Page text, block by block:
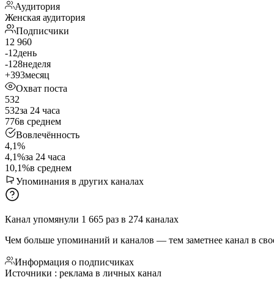
Аудитория
Женская аудитория
Подписчики
12 960
-12день
-128неделя
+393месяц
Охват поста
532
532за 24 часа
776в среднем
Вовлечённость
4,1%
4,1%за 24 часа
10,1%в среднем
Упоминания в других каналах
Канал упомянули 1 665 раз в 274 каналах
Чем больше упоминаний и каналов — тем заметнее канал в
Информация о подписчиках
Источники : реклама в личных канал